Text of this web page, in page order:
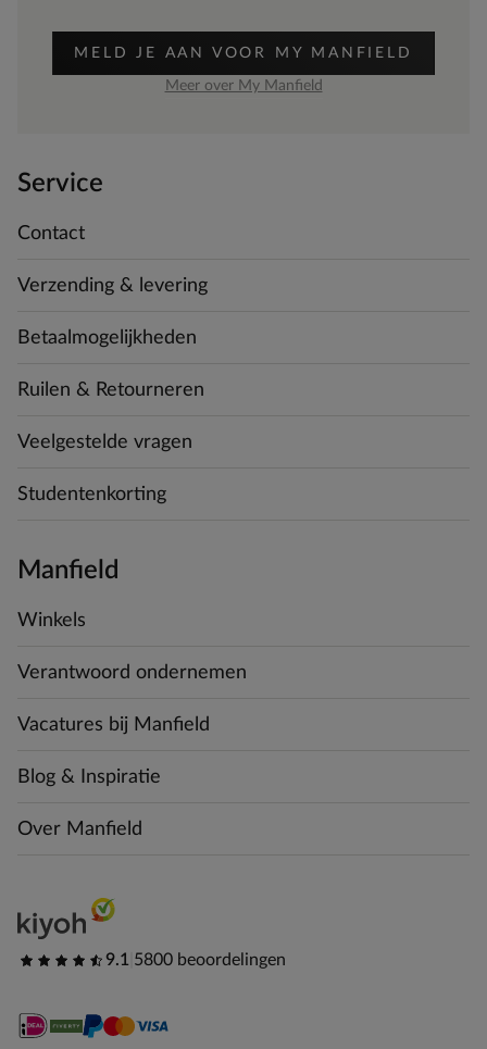
MELD JE AAN VOOR MY MANFIELD
Meer over My Manfield
Service
Contact
Verzending & levering
Betaalmogelijkheden
Ruilen & Retourneren
Veelgestelde vragen
Studentenkorting
Manfield
Winkels
Verantwoord ondernemen
Vacatures bij Manfield
Blog & Inspiratie
Over Manfield
9.1 5800 beoordelingen